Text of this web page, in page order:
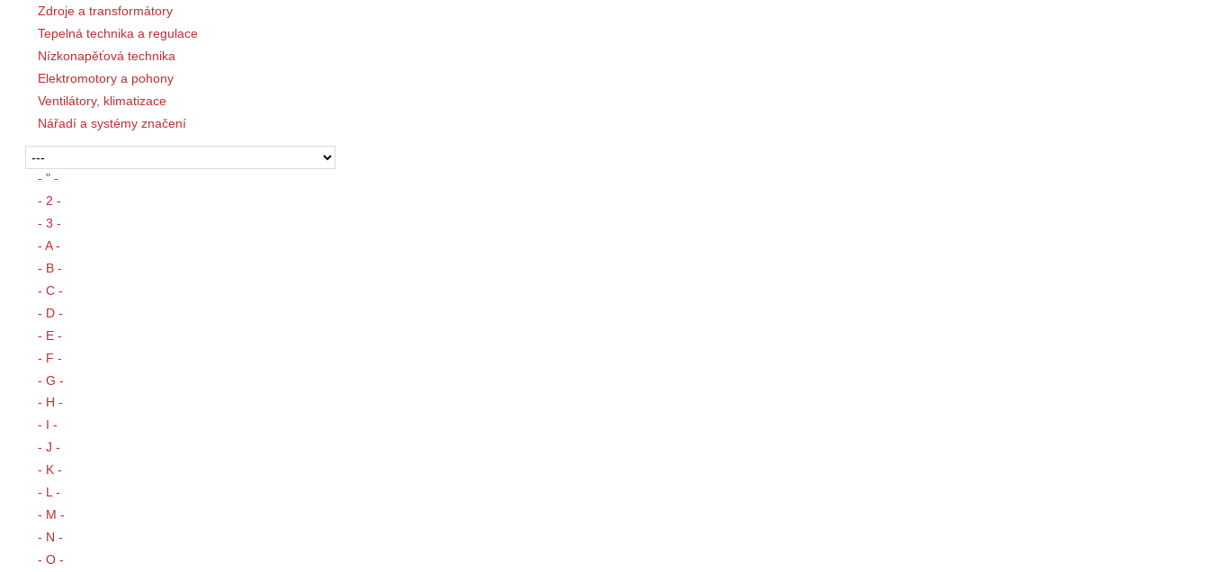
Zdroje a transformátory
Tepelná technika a regulace
Nízkonapěťová technika
Elektromotory a pohony
Ventilátory, klimatizace
Nářadí a systémy značení
- " -
- 2 -
- 3 -
- A -
- B -
- C -
- D -
- E -
- F -
- G -
- H -
- I -
- J -
- K -
- L -
- M -
- N -
- O -